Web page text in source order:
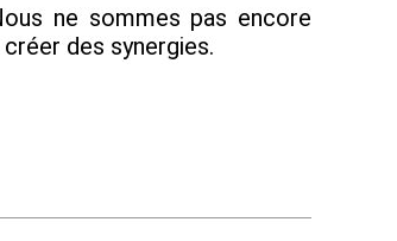
ne sommes pas encore
des synergies.